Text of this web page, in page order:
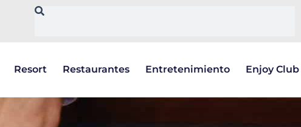
Resort Restaurantes Entretenimiento Enjoy Club